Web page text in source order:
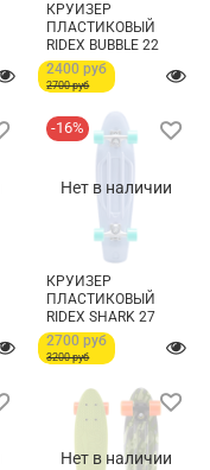
КРУИЗЕР
ПЛАСТИКОВЫЙ
RIDEX BUBBLE 22
2400 руб
2700 руб
Нет в наличии
-16%
КРУИЗЕР
ПЛАСТИКОВЫЙ
RIDEX SHARK 27
2700 руб
3200 руб
Нет в наличии